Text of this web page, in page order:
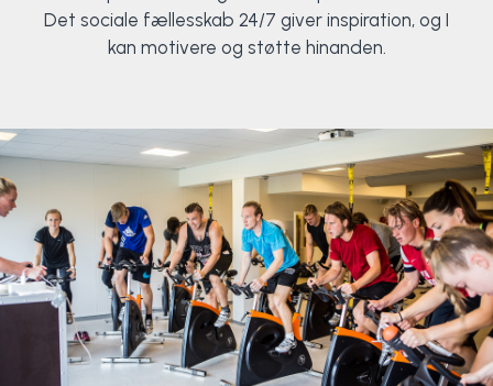
Det sociale fællesskab 24/7 giver inspiration, og I
kan motivere og støtte hinanden.